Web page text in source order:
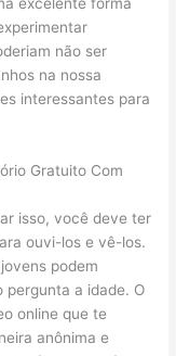
não ser
na nossa
interessantes para
Gratuito Com
isso, você deve ter
ouvi-los e vê-los.
podem
pergunta a idade. O
online que te
anônima e